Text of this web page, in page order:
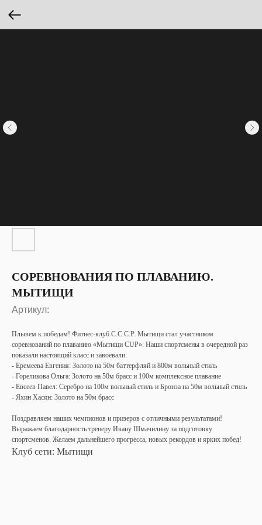
СОРЕВНОВАНИЯ ПО ПЛАВАНИЮ.
МЫТИЩИ
Артикул:
Плывем к победам! Фитнес-клуб С.С.С.Р. Мытищи стал участником
соревнований по плаванию «Мытищи CUP». Наши спортсмены в очередной раз
показали настоящий класс и завоевали:
- Еремеева Евгения: Золото на 50м баттерфляй и 800м вольный стиль
- Гореликова Ольга: Золото на 50м брасс и 100м комплексное плавание
- Евсеев Павел: Серебро на 100м вольный стиль и Бронза на 50м вольный стиль
- Яхин Хасян: Золото на 50м брасс
Поздравляем наших чемпионов и призеров с отличными результатами!
Выражаем благодарность тренеру Ивану Шмачилину за подготовку
спортсменов. Желаем дальнейшего прогресса, новых рекордов и ярких побед!
Клуб сети: Мытищи